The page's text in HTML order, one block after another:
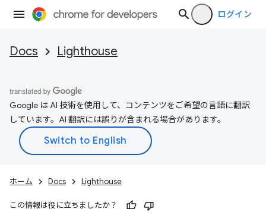
ログイン
Docs Lighthouse
Google は AI 技術を使用して、コンテンツをご希望の言語に翻訳
しています。AI 翻訳には誤りが含まれる場合があります。
ホーム Docs Lighthouse
この情報は役に立ちましたか？